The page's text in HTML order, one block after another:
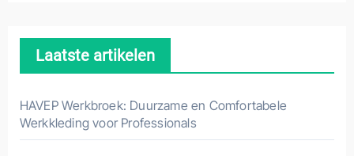
Laatste artikelen
HAVEP Werkbroek: Duurzame en Comfortabele
Werkkleding voor Professionals